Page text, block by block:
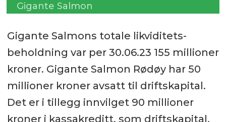
Gigante Salmon
Gigante Salmons totale likviditets­
beholdning var per 30.06.23 155 millioner
kroner. Gigante Salmon Rødøy har 50
millioner kroner avsatt til driftskapital.
Det er i tillegg innvilget 90 millioner
kroner i kassakreditt, som driftskapital.